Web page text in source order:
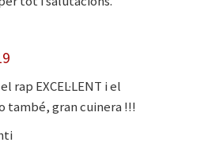
rap EXCEL·LENT i el
també, gran cuinera !!!